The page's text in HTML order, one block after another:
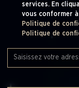
services. En
vous conformer
Politique de
Politique de